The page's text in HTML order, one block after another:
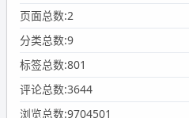
页面总数:2
分类总数:9
标签总数:801
评论总数:3644
浏览总数:9704501